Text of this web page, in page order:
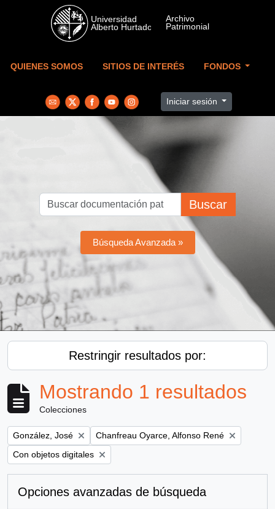
Skip to main content
QUIENES SOMOS SITIOS DE INTERÉS FONDOS
Iniciar sesión
Buscar
Búsqueda Avanzada »
Restringir resultados por:
Mostrando 1 resultados
Colecciones
Remove filter:
González, José Remove filter:
Chanfreau Oyarce, Alfonso René
Remove filter:
Con objetos digitales
Opciones avanzadas de búsqueda